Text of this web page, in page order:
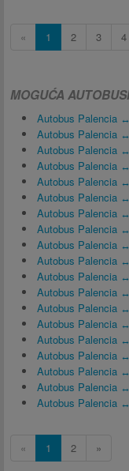
« 1 2 3 4
MOGUĆA
Autobus Palencia
Autobus Palencia
Autobus Palencia
Autobus Palencia
Autobus Palencia
Autobus Palencia
Autobus Palencia
Autobus Palencia
Autobus Palencia
Autobus Palencia
Autobus Palencia
Autobus Palencia
Autobus Palencia
Autobus Palencia
Autobus Palencia
Autobus Palencia
Autobus Palencia
Autobus Palencia
Autobus Palencia
« 1 2 »